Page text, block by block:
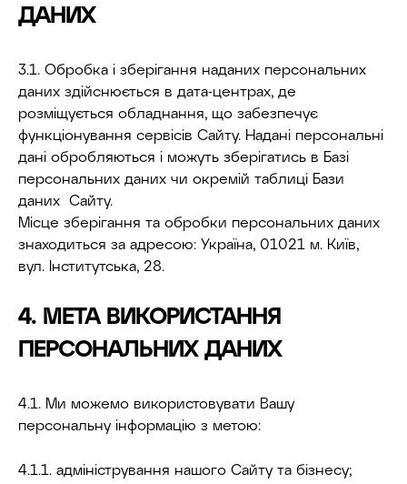
ДАНИХ
3.1. Обробка і зберігання наданих персональних
даних здійснюється в дата-центрах, де
розміщується обладнання, що забезпечує
функціонування сервісів Сайту. Надані персональні
дані обробляються і можуть зберігатись в Базі
персональних даних чи окремій таблиці Бази
даних Сайту.
Місце зберігання та обробки персональних даних
знаходиться за адресою: Україна, 01021 м. Київ,
вул. Інститутська, 28.
4. МЕТА ВИКОРИСТАННЯ
ПЕРСОНАЛЬНИХ ДАНИХ
4.1. Ми можемо використовувати Вашу
персональну інформацію з метою:
4.1.1. адміністрування нашого Сайту та бізнесу;